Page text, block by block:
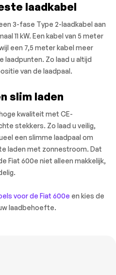
laadkabel
3-fase Type 2-laadkabel aan
11 kW. Een kabel van 5 meter
een 7,5 meter kabel meer
Zo laad u altijd
van de laadpaal.
slim laden
kwaliteit met CE-
stekkers. Zo laad u veilig,
een slimme laadpaal om
laden met zonnestroom. Dat
Fiat 600e niet alleen makkelijk,
voor de Fiat 600e en kies de
laadbehoefte.